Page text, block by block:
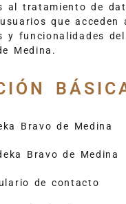
al tratamiento de
que acceden
y funcionalidades del
Medina.
Bravo de Medina
Bravo de Medina
de contacto